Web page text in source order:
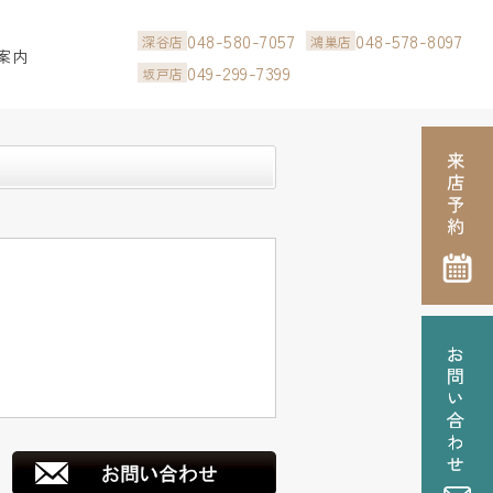
内
深谷店 048-580-7057 鴻巣店 048-578-8097
坂戸店 049-299-7399